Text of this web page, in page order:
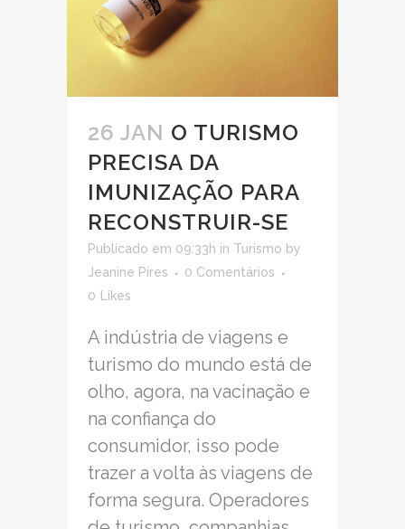
26 JAN O TURISMO
PRECISA DA
IMUNIZAÇÃO PARA
RECONSTRUIR-SE
Publicado em 09:33h in Turismo by
Jeanine Pires
0 Comentários
0
Likes
A indústria de viagens e
turismo do mundo está de
olho, agora, na vacinação e
na confiança do
consumidor, isso pode
trazer a volta às viagens de
forma segura. Operadores